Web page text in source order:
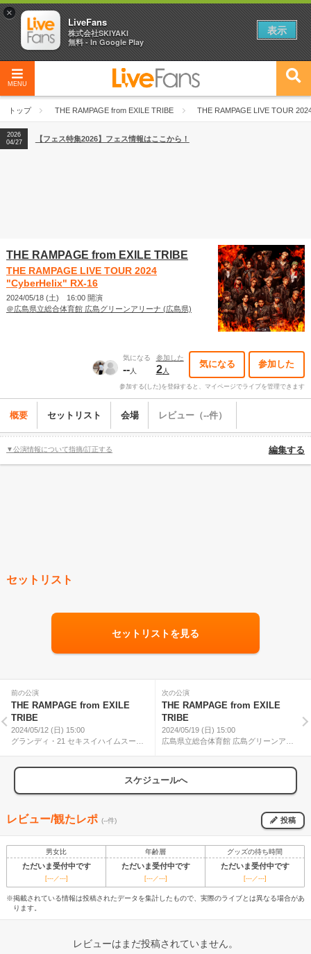
MENU
トップ THE RAMPAGE from EXILE TRIBE THE RAMPAGE LIVE TOUR
2026
04/27
2026
【ライブ動員ランキング】2026年上半期編発表！
2026
04/27
【フェス特集2026】フェス情報はここから！
THE RAMPAGE from EXILE TRIBE
THE RAMPAGE LIVE TOUR 2024
"CyberHelix" RX-16
2024/05/18 (土) 16:00 開演
＠広島県立総合体育館 広島グリーンアリーナ (広島県)
気になる
--人
参加した
2人
気になる 参加した
参加する(した)を登録すると、マイページでライブを管理できます
概要 セットリスト 会場 レビュー（--件）
▼公演情報について指摘/訂正する 編集する
セットリスト
セットリストを見る
前の公演
THE RAMPAGE from EXILE
TRIBE
2024/05/12 (日) 15:00
グランディ・21 セキスイハイムスーパ
次の公演
THE RAMPAGE from EXILE
TRIBE
2024/05/19 (日) 15:00
広島県立総合体育館 広島グリーンアリ
スケジュールへ
レビュー/観たレポ (--件) 投稿
男女比 年齢層 グッズの待ち時間
ただいま受付中です ただいま受付中です ただいま受付中です
[---／---] [---／---] [---／---]
※掲載されている情報は投稿されたデータを集計したもので、実際のライブとは異なる場合があ
ります。
レビューはまだ投稿されていません。
×
LiveFans
株式会社SKIYAKI
無料 - In Google Play
表示